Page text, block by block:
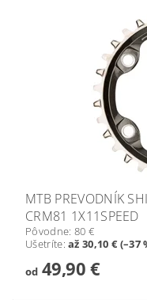
MTB PREVODNÍK
CRM81 1X11SPEED
Pôvodne: 80 €
Ušetríte:až 30,10 € (–37
od49,90 €